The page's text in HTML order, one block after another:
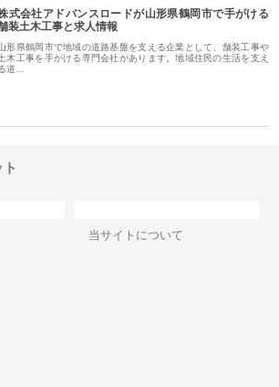
式会社アドバンスロードが山形県鶴岡市で手がける
装土木工事と求人情報
形県鶴岡市で地域の道路基盤を支える企業として、舗装工事や
木工事を手がける専門会社があります。地域住民の生活を支え
道…
当サイトについて